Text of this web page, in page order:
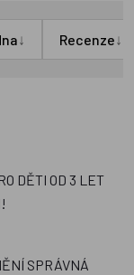
↓ Recenze↓
DĚTI OD 3 LET
SPRÁVNÁ